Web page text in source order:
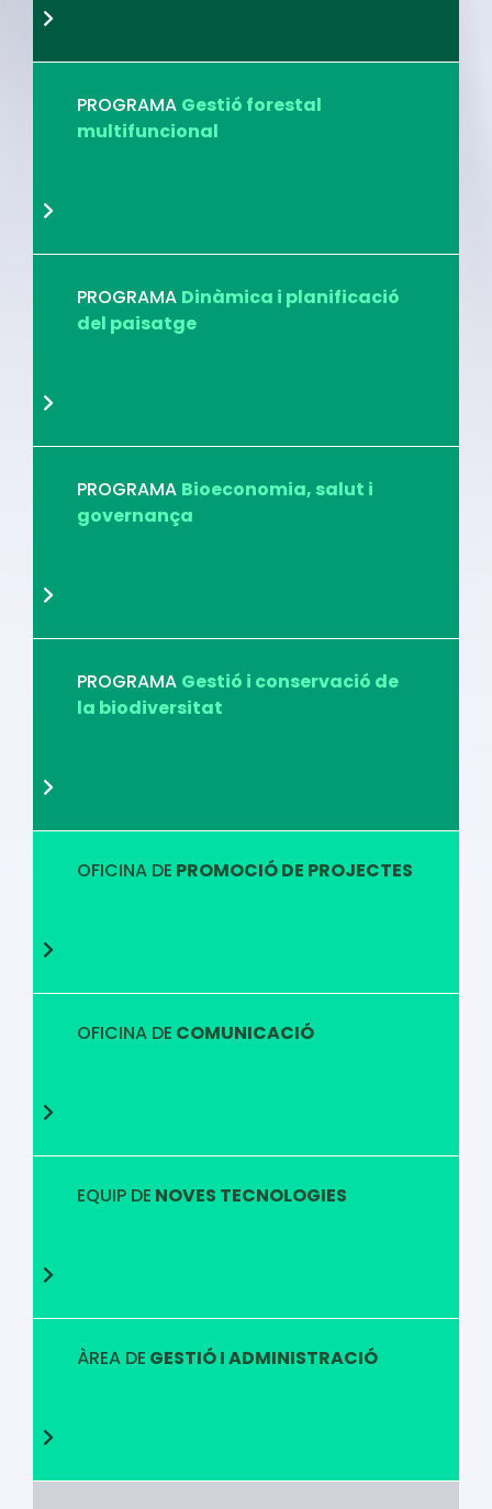
PROGRAMA Gestió forestal
multifuncional
PROGRAMA Dinàmica i planificació
del paisatge
PROGRAMA Bioeconomia, salut i
governança
PROGRAMA Gestió i conservació de
la biodiversitat
OFICINA DE PROMOCIÓ DE PROJECTES
OFICINA DE COMUNICACIÓ
EQUIP DE NOVES TECNOLOGIES
ÀREA DE GESTIÓ I ADMINISTRACIÓ